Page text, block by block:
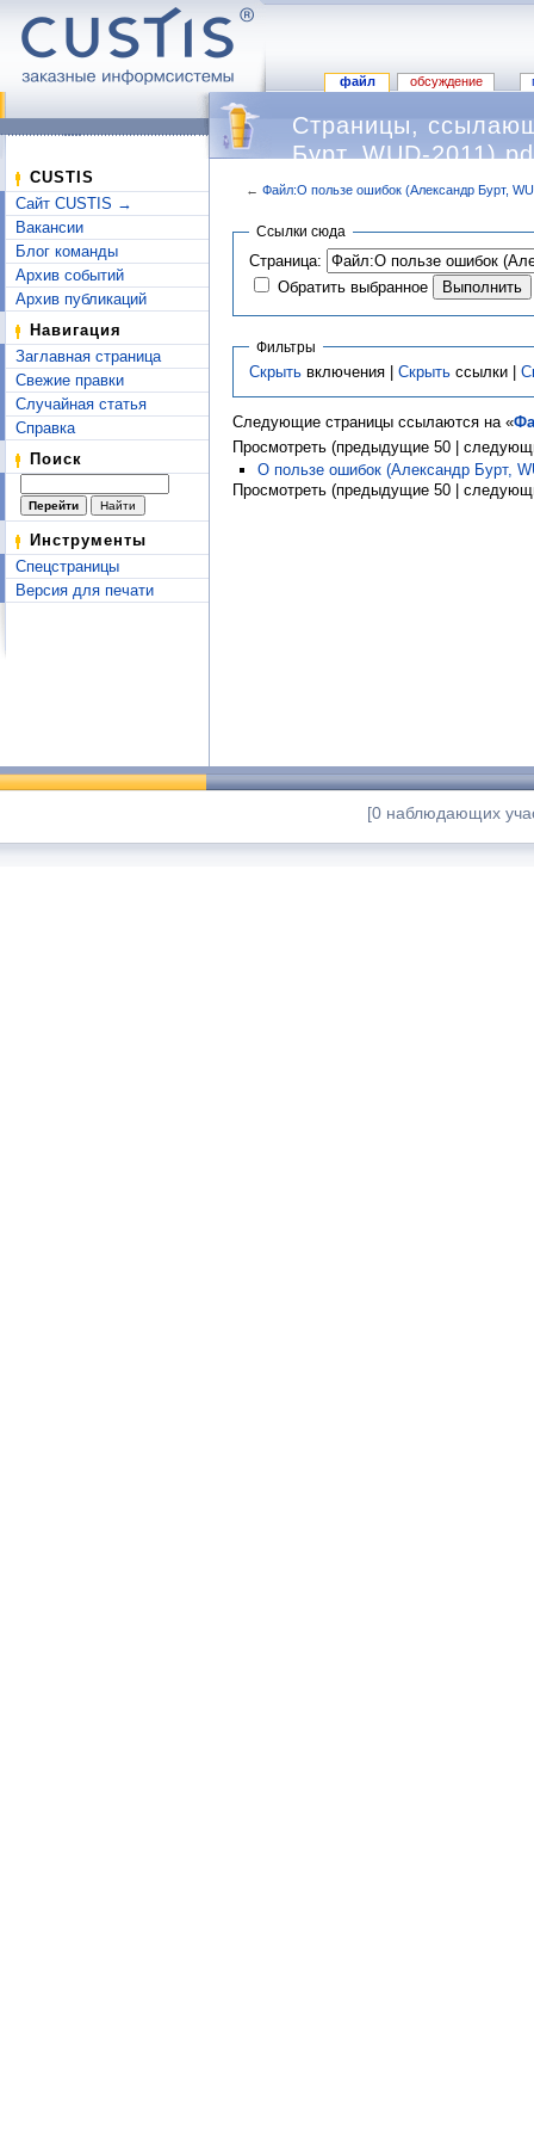
файл обсуждение
CUSTIS
Сайт CUSTIS →
Вакансии
Блог команды
Архив событий
Архив публикаций
Навигация
Заглавная страница
Свежие правки
Случайная статья
Справка
Поиск
Инструменты
Спецстраницы
Версия для печати
Страницы,
Бурт, WUD-
← Файл:О пользе ошибок (Александр Бурт,
Ссылки сюда
Страница:
Обратить выбранное
Фильтры
Скрыть включения | Скрыть ссылки |
Следующие страницы ссылаются на «
Просмотреть (предыдущие 50 |
О пользе ошибок (Александр Бурт,
Просмотреть (предыдущие 50 |
[0 наблюдающих